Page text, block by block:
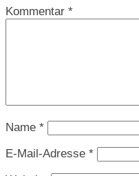
Kommentar *
Name *
E-Mail-Adresse *